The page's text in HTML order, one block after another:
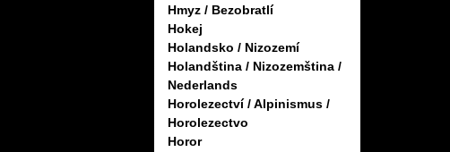
Hmyz / Bezobratlí
Hokej
Holandsko / Nizozemí
Holandština / Nizozemština /
Nederlands
Horolezectví / Alpinismus /
Horolezectvo
Horor